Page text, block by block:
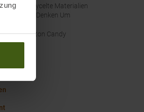
Recycelte Materialien
Wir Denken Um
Cotton Candy
Blog